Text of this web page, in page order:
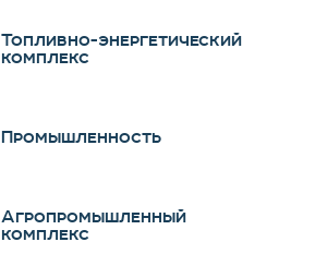
Топливно-энергетичес­кий
комплекс
Промышлен­ность
Агропромыш­ленный
комплекс